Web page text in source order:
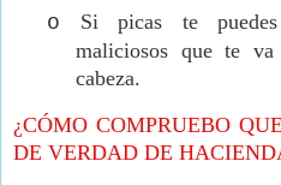
o
Si picas te
maliciosos que te
cabeza.
¿CÓMO COMPRUEBO
DE VERDAD DE